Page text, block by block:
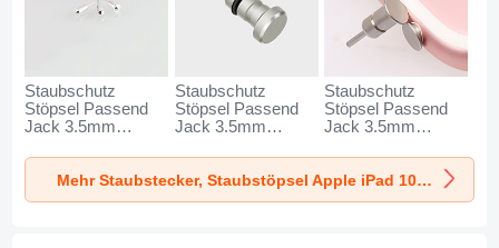
Staubschutz
Stöpsel Passend
Jack 3.5mm
Universal D05 für
Apple iPad 10.9
2022 Silber
Staubschutz
Stöpsel Passend
Jack 3.5mm
Universal D04 für
Apple iPad 10.9
2022 Silber
Staubschutz
Stöpsel Passend
Jack 3.5mm
Universal D03 für
Apple iPad 10.9
2022 Silber
Mehr Staubstecker, Staubstöpsel Apple iPad 10.9 2022